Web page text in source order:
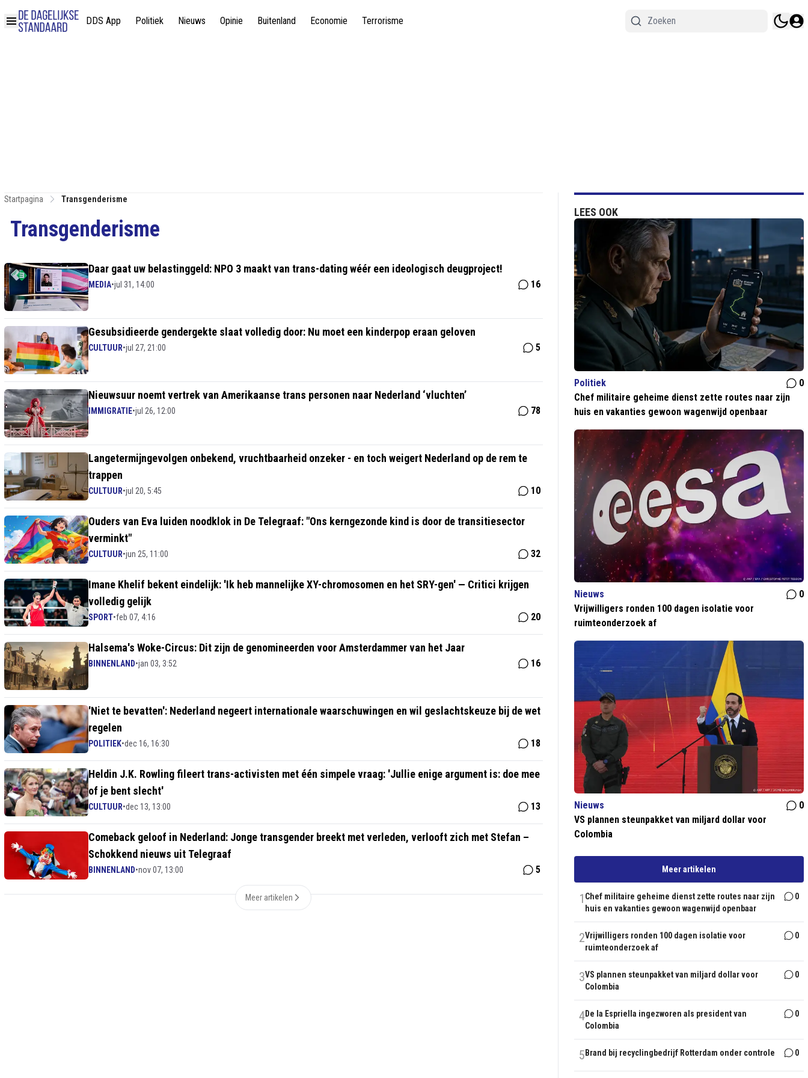
DDS App Politiek Nieuws Opinie Buitenland Economie Terrorisme
Startpagina Transgenderisme
Transgenderisme
Daar gaat uw belastinggeld: NPO 3 maakt van trans-dating wéér een ideologisch deugproject!
MEDIA•jul 31, 14:00 16
Gesubsidieerde gendergekte slaat volledig door: Nu moet een kinderpop eraan geloven
CULTUUR•jul 27, 21:00 5
Nieuwsuur noemt vertrek van Amerikaanse trans personen naar Nederland ‘vluchten’
IMMIGRATIE•jul 26, 12:00 78
Langetermijngevolgen onbekend, vruchtbaarheid onzeker - en toch weigert Nederland op de rem te
trappen
CULTUUR•jul 20, 5:45 10
Ouders van Eva luiden noodklok in De Telegraaf: "Ons kerngezonde kind is door de transitiesector
verminkt"
CULTUUR•jun 25, 11:00 32
Imane Khelif bekent eindelijk: 'Ik heb mannelijke XY-chromosomen en het SRY-gen' — Critici krijgen
volledig gelijk
SPORT•feb 07, 4:16 20
Halsema's Woke-Circus: Dit zijn de genomineerden voor Amsterdammer van het Jaar
BINNENLAND•jan 03, 3:52 16
'Niet te bevatten': Nederland negeert internationale waarschuwingen en wil geslachtskeuze bij de wet
regelen
POLITIEK•dec 16, 16:30 18
Heldin J.K. Rowling fileert trans-activisten met één simpele vraag: 'Jullie enige argument is: doe mee
of je bent slecht'
CULTUUR•dec 13, 13:00 13
Comeback geloof in Nederland: Jonge transgender breekt met verleden, verlooft zich met Stefan –
Schokkend nieuws uit Telegraaf
BINNENLAND•nov 07, 13:00 5
Meer artikelen
LEES OOK
Politiek
0
Chef militaire geheime dienst zette routes naar zijn
huis en vakanties gewoon wagenwijd openbaar
Nieuws
0
Vrijwilligers ronden 100 dagen isolatie voor
ruimteonderzoek af
Nieuws
0
VS plannen steunpakket van miljard dollar voor
Colombia
Meer artikelen
1 Chef militaire geheime dienst zette routes naar zijn
huis en vakanties gewoon wagenwijd openbaar
0
2Vrijwilligers ronden 100 dagen isolatie voor
ruimteonderzoek af
0
3VS plannen steunpakket van miljard dollar voor
Colombia
0
4De la Espriella ingezworen als president van
Colombia
0
5 Brand bij recyclingbedrijf Rotterdam onder controle 0